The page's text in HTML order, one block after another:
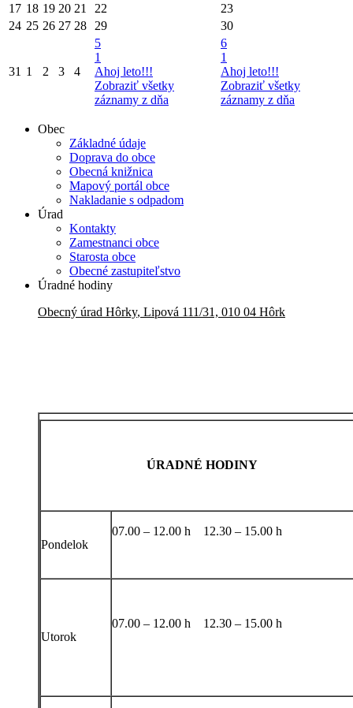
17 18 19 20 21 22
23
24 25 26 27 28 29 30
31 1 2 3 4
5
1
Ahoj leto!!!
Zobraziť všetky
záznamy z dňa
6
1
Ahoj leto!!!
Zobraziť všetky
záznamy z dňa
Obec
Základné údaje
Doprava do obce
Obecná knižnica
Mapový portál obce
Nakladanie s odpadom
Úrad
Kontakty
Zamestnanci obce
Starosta obce
Obecné zastupiteľstvo
Úradné hodiny
Obecný úrad Hôrky, Lipová 111/31, 010 04 Hôrk
ÚRADNÉ HODINY
Pondelok
07.00 – 12.00 h 12.30 – 15.00 h
Utorok
07.00 – 12.00 h 12.30 – 15.00 h